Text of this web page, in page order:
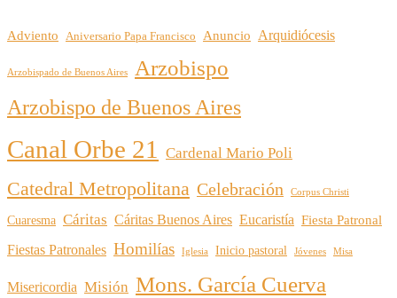
Adviento Aniversario Papa Francisco Anuncio Arquidiócesis
Arzobispado de Buenos Aires Arzobispo
Arzobispo de Buenos Aires
Canal Orbe 21 Cardenal Mario Poli
Catedral Metropolitana Celebración Corpus Christi
Cuaresma Cáritas Cáritas Buenos Aires Eucaristía Fiesta Patronal
Fiestas Patronales Homilías Iglesia Inicio pastoral Jóvenes Misa
Misericordia Misión Mons. García Cuerva